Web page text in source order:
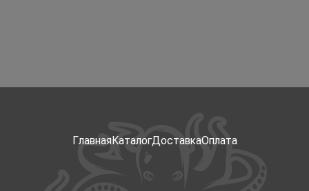
ГлавнаяКаталогДоставкаОплата